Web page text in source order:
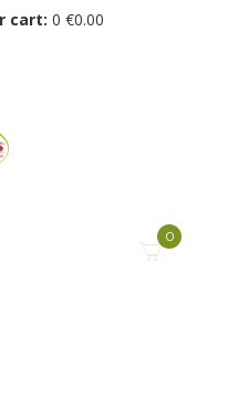
cart: 0 €0.00
0